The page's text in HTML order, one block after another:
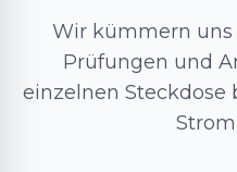
Wir kümmern
Prüfungen und
einzelnen Steckdose